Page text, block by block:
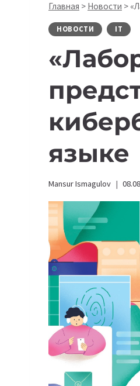
Главная > Новости >
НОВОСТИ IT
языке
Mansur Ismagulov